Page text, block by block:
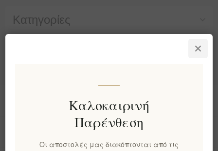
Κατηγορίες
Πληροφορίες
Ο λογαριασμός μου
Καλοκαιρινή
Παρένθεση
Οι αποστολές μας διακόπτονται από τις